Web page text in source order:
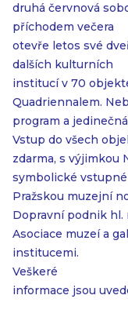
druhá červnová
příchodem večera
otevře letos své
dalších kulturních
institucí v 70
Quadriennalem.
program a
Vstup do všech
zdarma, s výjimkou
symbolické vstupné
Pražskou muzejní
Dopravní podnik hl.
Asociace muzeí a
institucemi.
Veškeré
informace jsou